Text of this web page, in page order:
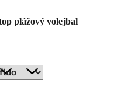
plážový volejbal